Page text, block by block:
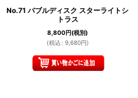
No.71 バブルディスク スターライトシ
トラス
8,800円(税別)
(税込 : 9,680円)